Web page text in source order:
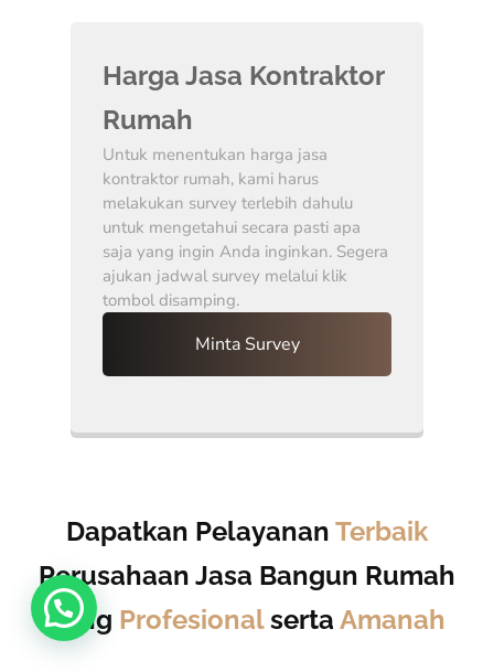
Harga Jasa Kontraktor
Rumah
Untuk menentukan harga jasa
kontraktor rumah, kami harus
melakukan survey terlebih dahulu
untuk mengetahui secara pasti apa
saja yang ingin Anda inginkan. Segera
ajukan jadwal survey melalui klik
tombol disamping.
Minta Survey
Dapatkan Pelayanan Terbaik
Perusahaan Jasa Bangun Rumah
Yang Profesionalserta Amanah